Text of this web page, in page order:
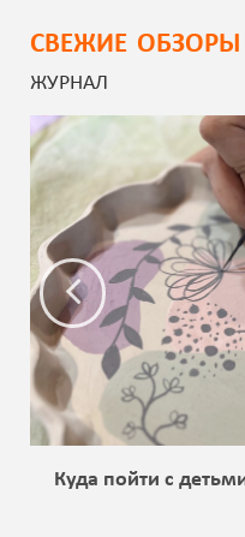
СВЕЖИЕ ОБЗОРЫ
ЖУРНАЛ
Куда пойти с